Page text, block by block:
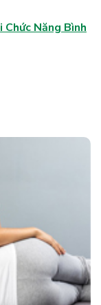
Chức Năng Bình